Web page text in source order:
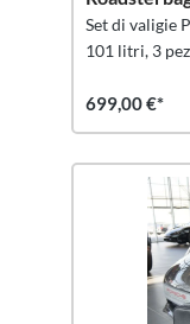
Set di valigie
101 litri, 3
699,00 €*